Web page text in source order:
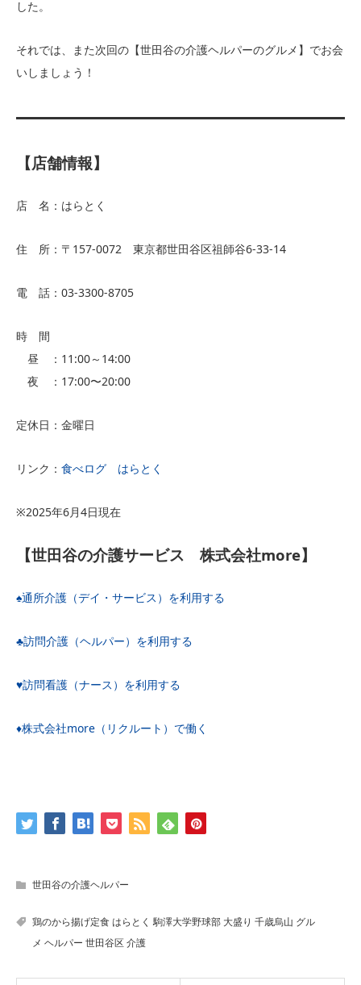
した。
それでは、また次回の【世田谷の介護ヘルパーのグルメ】でお会
いしましょう！
【店舗情報】
店 名：はらとく
住 所：〒157-0072 東京都世田谷区祖師谷6-33-14
電 話：03-3300-8705
時 間
昼 ：11:00～14:00
夜 ：17:00〜20:00
定休日：金曜日
リンク： 食べログ はらとく
※2025年6月4日現在
【世田谷の介護サービス 株式会社more】
♠️通所介護（デイ・サービス）を利用する
♣️訪問介護（ヘルパー）を利用する
♥️訪問看護（ナース）を利用する
♦️株式会社more（リクルート）で働く
世田谷の介護ヘルパー
鶏のから揚げ定食はらとく 駒澤大学野球部 大盛り 千歳烏山 グル
メ ヘルパー 世田谷区介護